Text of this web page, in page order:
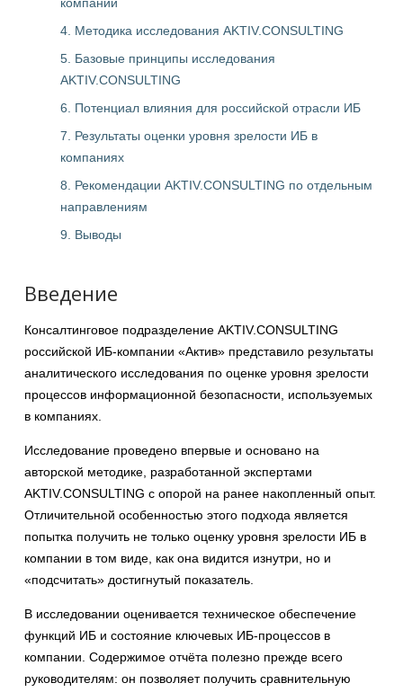
компании
4. Методика исследования AKTIV.CONSULTING
5. Базовые принципы исследования
AKTIV.CONSULTING
6. Потенциал влияния для российской отрасли ИБ
7. Результаты оценки уровня зрелости ИБ в
компаниях
8. Рекомендации AKTIV.CONSULTING по отдельным
направлениям
9. Выводы
Введение
Консалтинговое подразделение AKTIV.CONSULTING
российской ИБ-компании «Актив» представило результаты
аналитического исследования по оценке уровня зрелости
процессов информационной безопасности, используемых
в компаниях.
Исследование проведено впервые и основано на
авторской методике, разработанной экспертами
AKTIV.CONSULTING с опорой на ранее накопленный опыт.
Отличительной особенностью этого подхода является
попытка получить не только оценку уровня зрелости ИБ в
компании в том виде, как она видится изнутри, но и
«подсчитать» достигнутый показатель.
В исследовании оценивается техническое обеспечение
функций ИБ и состояние ключевых ИБ-процессов в
компании. Содержимое отчёта полезно прежде всего
руководителям: он позволяет получить сравнительную